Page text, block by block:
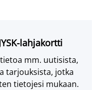
lahjakortti
tietoa mm. uutisista,
tarjouksista, jotka
tietojesi mukaan.